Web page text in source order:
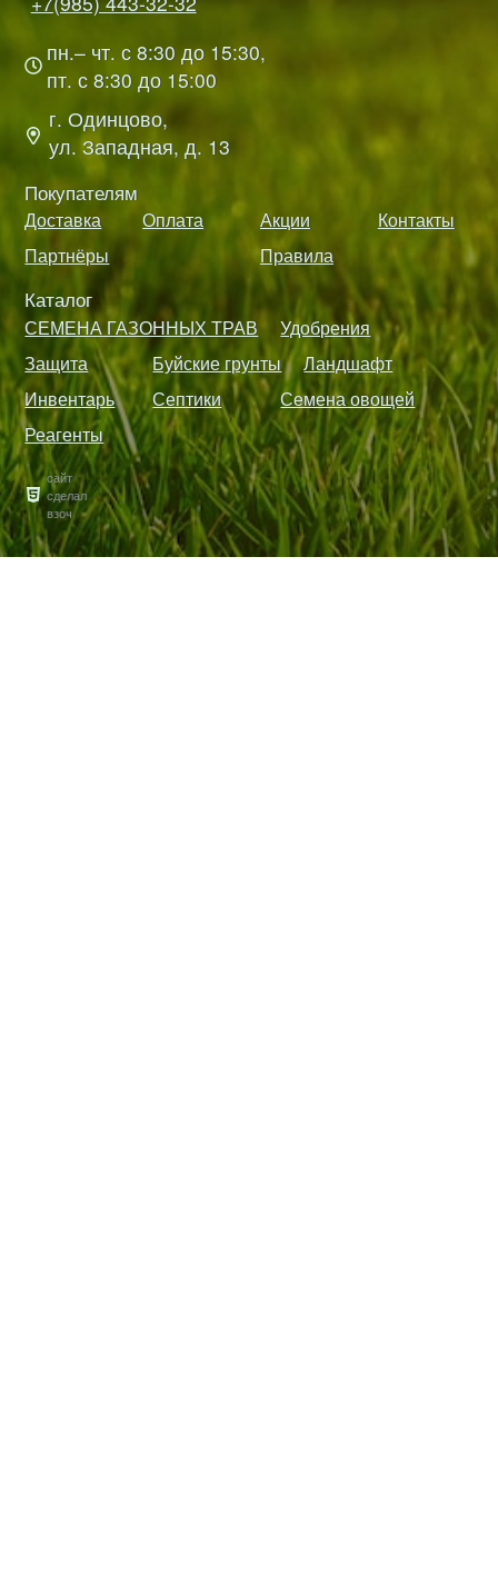
пн.– чт. с 8:30 до 15:30,
пт. с 8:30 до 15:00
г. Одинцово,
ул. Западная, д. 13
Покупателям
Доставка Оплата Акции
Контакты
Партнёры
Правила
Каталог
СЕМЕНА ГАЗОННЫХ ТРАВ
Удобрения
Защита
Буйские грунты
Ландшафт
Инвентарь
Септики
Семена овощей
Реагенты
сайт
сделал
взоч